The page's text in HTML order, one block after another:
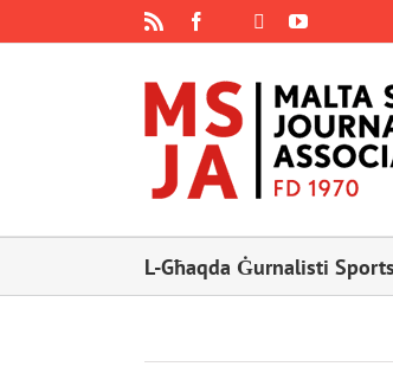
Facebook
Instagram YouTube
L-Għaqda Ġurnalisti